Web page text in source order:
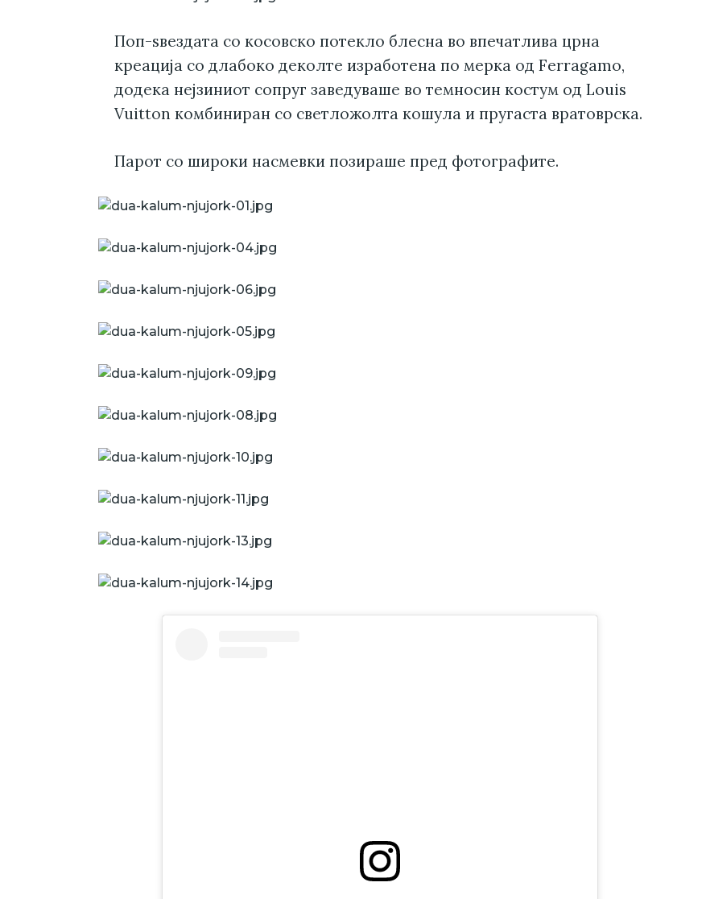
Поп-ѕвездата со косовско потекло блесна во впечатлива црна
креација со длабоко деколте изработена по мерка од Ferragamo,
додека нејзиниот сопруг заведуваше во темносин костум од Louis
Vuitton комбиниран со светложолта кошула и пругаста вратоврска.
Парот со широки насмевки позираше пред фотографите.